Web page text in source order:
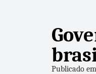
Publicado